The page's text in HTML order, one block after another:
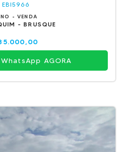
EBI5966
- VENDA
- BRUSQUE
AGORA